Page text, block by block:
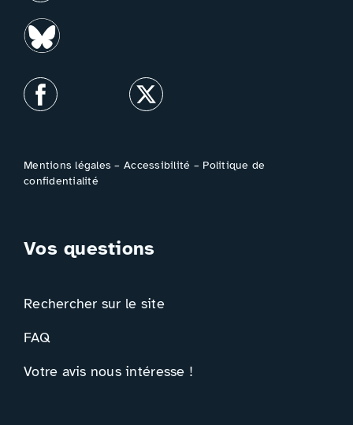
Mentions légales –Accessibilité – Politique de
confidentialité
Vos questions
Rechercher sur le site
FAQ
Votre avis nous intéresse !